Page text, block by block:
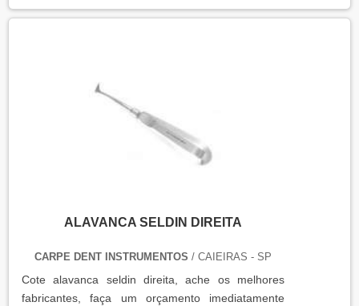
ALAVANCA SELDIN DIREITA
CARPE DENT INSTRUMENTOS / CAIEIRAS - SP
Cote alavanca seldin direita, ache os melhores
fabricantes, faça um orçamento imediatamente